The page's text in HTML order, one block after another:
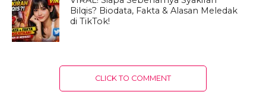
Bilqis? Biodata, Fakta & Alasan Meledak
di TikTok!
CLICK TO COMMENT